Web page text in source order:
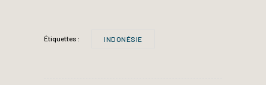
Étiquettes : INDONÉSIE